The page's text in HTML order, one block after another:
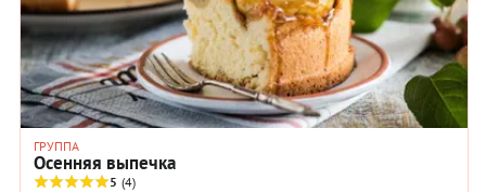
ГРУППА
Осенняя выпечка
5 (4)